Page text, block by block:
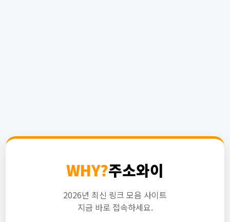
WHY?주소와이
2026년 최신 링크 모음 사이트
지금 바로 접속하세요.